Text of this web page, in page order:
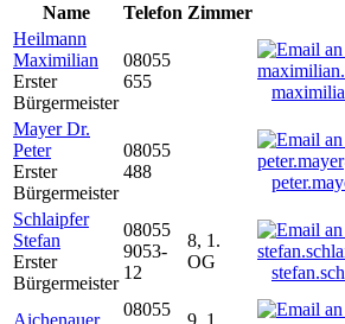
Name
Telefon Zimmer
Heilmann
Maximilian
Erster
Bürgermeister
08055
655
Mayer Dr.
Peter
Erster
Bürgermeister
08055
488
Schlaipfer
Stefan
Erster
Bürgermeister
08055
9053-
12
8, 1.
OG
Aichenauer
08055
9, 1.